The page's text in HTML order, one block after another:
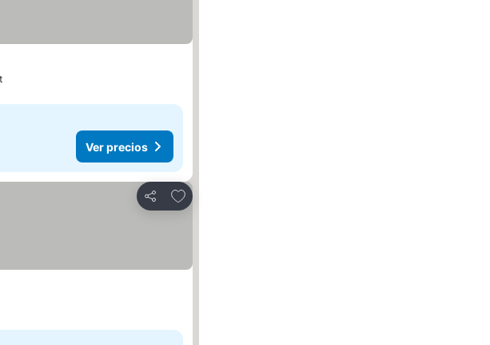
Ver precios
Compartir
Agregar a favoritos